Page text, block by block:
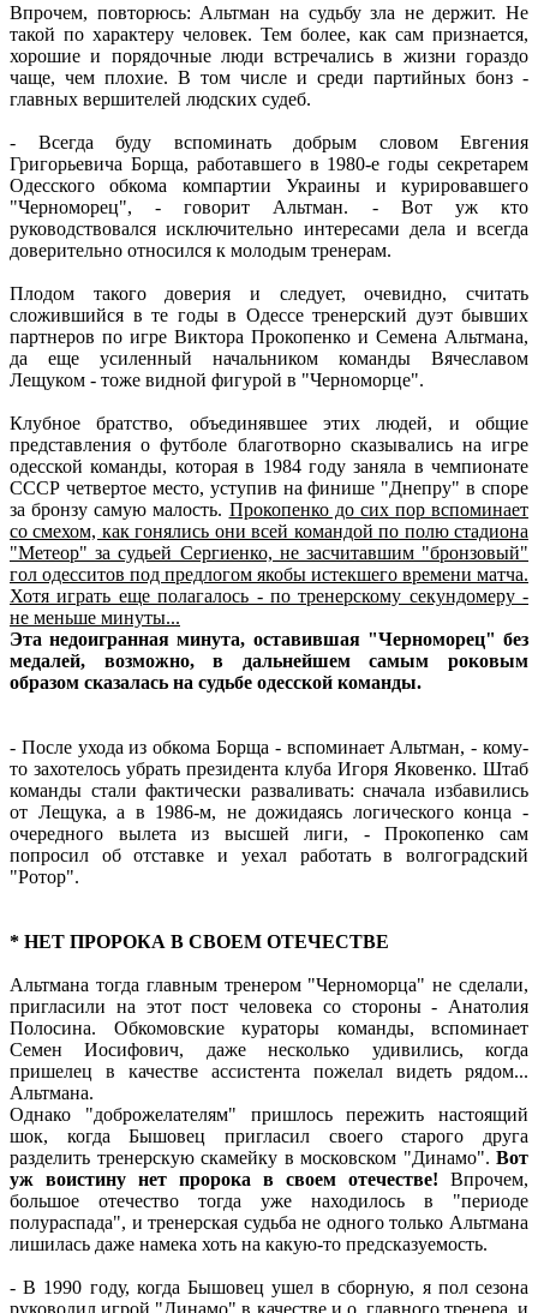
Впрочем, повторюсь: Альтман на судьбу зла не держит. Не
такой по характеру человек. Тем более, как сам признается,
хорошие и порядочные люди встречались в жизни гораздо
чаще, чем плохие. В том числе и среди партийных бонз -
главных вершителей людских судеб.
- Всегда буду вспоминать добрым словом Евгения
Григорьевича Борща, работавшего в 1980-е годы секретарем
Одесского обкома компартии Украины и курировавшего
"Черноморец", - говорит Альтман. - Вот уж кто
руководствовался исключительно интересами дела и всегда
доверительно относился к молодым тренерам.
Плодом такого доверия и следует, очевидно, считать
сложившийся в те годы в Одессе тренерский дуэт бывших
партнеров по игре Виктора Прокопенко и Семена Альтмана,
да еще усиленный начальником команды Вячеславом
Лещуком - тоже видной фигурой в "Черноморце".
Клубное братство, объединявшее этих людей, и общие
представления о футболе благотворно сказывались на игре
одесской команды, которая в 1984 году заняла в чемпионате
СССР четвертое место, уступив на финише "Днепру" в споре
за бронзу самую малость. Прокопенко до сих пор вспоминает
со смехом, как гонялись они всей командой по полю стадиона
"Метеор" за судьей Сергиенко, не засчитавшим "бронзовый"
гол одесситов под предлогом якобы истекшего времени матча.
Хотя играть еще полагалось - по тренерскому секундомеру -
не меньше минуты...
Эта недоигранная минута, оставившая "Черноморец" без
медалей, возможно, в дальнейшем самым роковым
образом сказалась на судьбе одесской команды.
- После ухода из обкома Борща - вспоминает Альтман, - кому-
то захотелось убрать президента клуба Игоря Яковенко. Штаб
команды стали фактически разваливать: сначала избавились
от Лещука, а в 1986-м, не дожидаясь логического конца -
очередного вылета из высшей лиги, - Прокопенко сам
попросил об отставке и уехал работать в волгоградский
"Ротор".
* НЕТ ПРОРОКА В СВОЕМ ОТЕЧЕСТВЕ
Альтмана тогда главным тренером "Черноморца" не сделали,
пригласили на этот пост человека со стороны - Анатолия
Полосина. Обкомовские кураторы команды, вспоминает
Семен Иосифович, даже несколько удивились, когда
пришелец в качестве ассистента пожелал видеть рядом...
Альтмана.
Однако "доброжелателям" пришлось пережить настоящий
шок, когда Бышовец пригласил своего старого друга
разделить тренерскую скамейку в московском "Динамо". Вот
уж воистину нет пророка в своем отечестве! Впрочем,
большое отечество тогда уже находилось в "периоде
полураспада", и тренерская судьба не одного только Альтмана
лишилась даже намека хоть на какую-то предсказуемость.
- В 1990 году, когда Бышовец ушел в сборную, я пол сезона
руководил игрой "Динамо" в качестве и.о. главного тренера, и